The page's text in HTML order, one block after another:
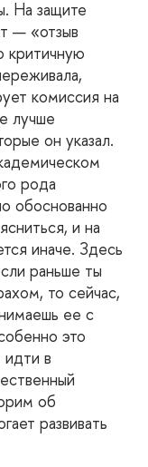
На защите
— «отзыв
критичную
комиссия на
лучше
он указал.
рода
обоснованно
и на
иначе. Здесь
раньше ты
то сейчас,
ее с
это
идти в
об
развивать